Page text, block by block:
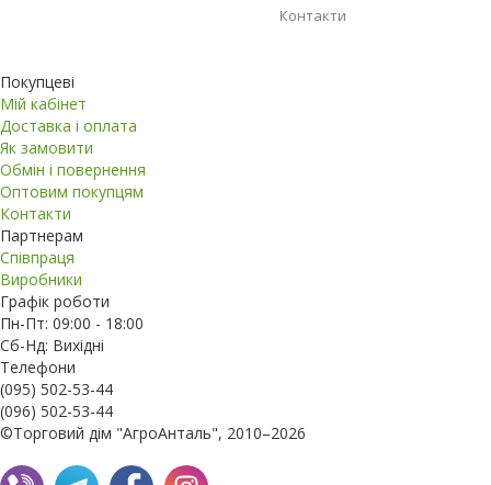
Контакти
Покупцеві
Мій кабінет
Доставка і оплата
Як замовити
Обмін і повернення
Оптовим покупцям
Контакти
Партнерам
Співпраця
Виробники
Графік роботи
Пн-Пт: 09:00 - 18:00
Сб-Нд: Вихідні
Телефони
(095) 502-53-44
(096) 502-53-44
©Торговий дім "АгроАнталь", 2010–2026